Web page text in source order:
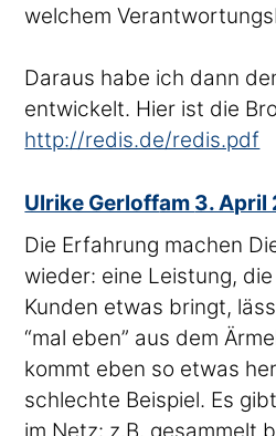
welchem
Daraus habe ich dann
entwickelt. Hier ist die
http://redis.de/redis.pdf
Ulrike Gerloffsagte
am 3. April
Die Erfahrung machen
wieder: eine Leistung,
Kunden etwas bringt,
“mal eben” aus dem
kommt eben so etwas
schlechte Beispiel. Es
im Netz: z.B. gesammelt